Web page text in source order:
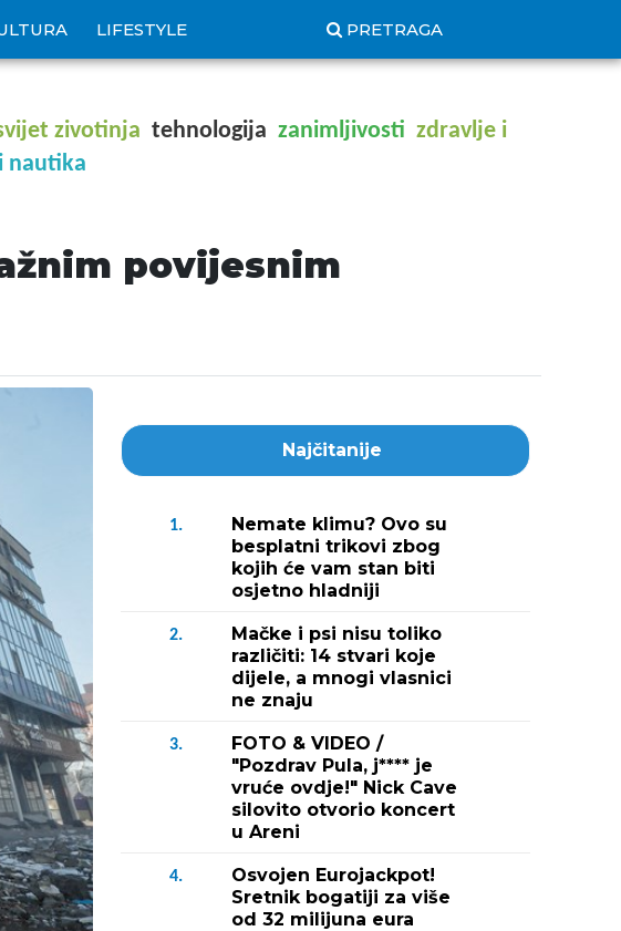
LIFESTYLE PRETRAGA
zivotinja tehnologija zanimljivosti zdravlje i
nautika
povijesnim
Najčitanije
1.
Nemate klimu? Ovo su
besplatni trikovi zbog
kojih će vam stan biti
osjetno hladniji
2.
Mačke i psi nisu toliko
različiti: 14 stvari koje
dijele, a mnogi vlasnici
ne znaju
3.
FOTO & VIDEO /
"Pozdrav Pula, j**** je
vruće ovdje!" Nick Cave
silovito otvorio koncert
u Areni
4.
Osvojen Eurojackpot!
Sretnik bogatiji za više
od 32 milijuna eura